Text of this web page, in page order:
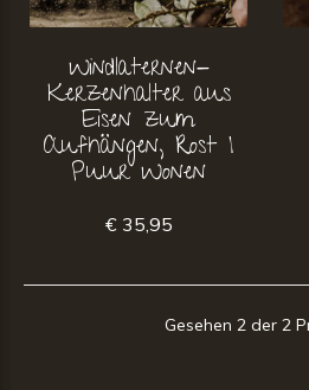
Windlaternen-
Kerzenhalter aus
Eisen zum
Aufhängen, Rost |
Puur Wonen
€ 35,95
Gesehen 2 der 2